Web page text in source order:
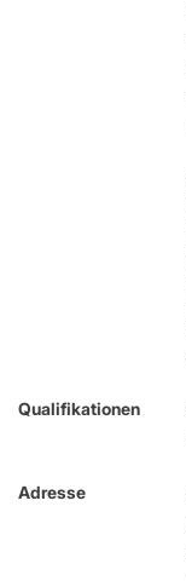
Qualifikationen
Adresse